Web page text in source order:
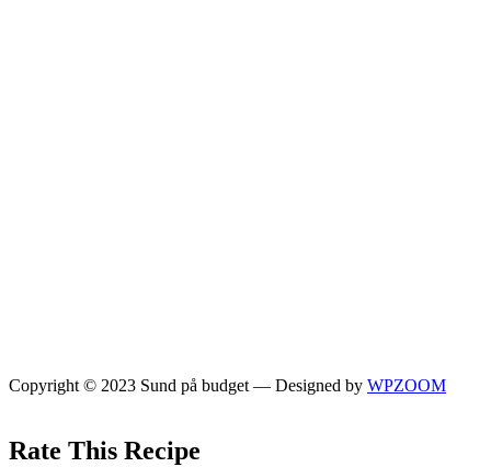
Copyright © 2023 Sund på budget — Designed by WPZOOM
Rate This Recipe